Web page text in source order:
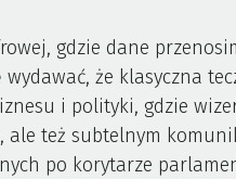
gdzie dane
wydawać, że klasyczna
i polityki, gdzie
ale też subtelnym
po korytarze